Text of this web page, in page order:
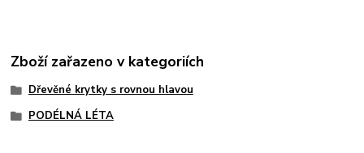
Zboží zařazeno v kategoriích
Dřevěné krytky s rovnou hlavou
PODÉLNÁ LÉTA